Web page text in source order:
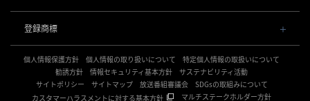
PUDU T300（運搬）
PUDU CC1（清掃）
KLEENBOT C30（清掃）
PUDU MT1（清掃）
サロン向け予約システム
「USEN RESERVE BEAUTY」
USEN MUSIC Entertainment
OTORAKU -音・楽-
CM録音機能つきBGM
海外店舗BGM
通信
USEN AIR UNLIMITED
USEN AIR
USEN光
USEN Wi-Fi
USEN PHONE
防犯カメラ
USEN Camera
サイネージ
USEN & U-NEXT GROUP
株式会社 U-NEXT HOLDINGS
登録商標
登録第７０２６８８０号
登録第６６５８３１３号
登録第６６１８６０３号
個人情報保護方針 個人情報の取り扱いについて
特定個人情報の取扱いについて
勧誘方針
情報セキュリティ基本方針
サステナビリティ活動
サイトポリシー
サイトマップ 放送番組審議会
SDGsの取組みについて
カスタマーハラスメントに対する基本方針
マルチステークホルダー方針